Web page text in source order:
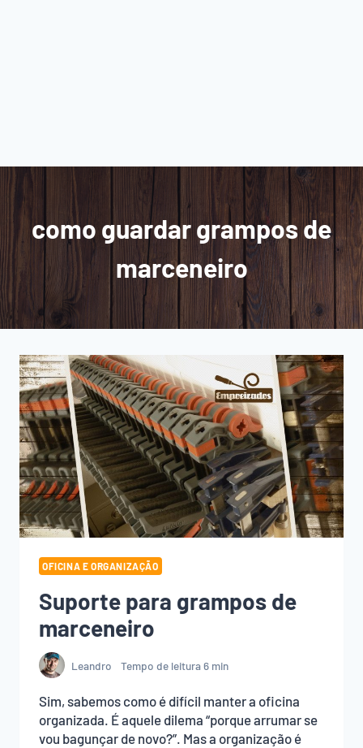
como guardar grampos de
marceneiro
OFICINA E ORGANIZAÇÃO
Suporte para grampos de
marceneiro
Leandro Tempo de leitura6 min
Sim, sabemos como é difícil manter a oficina
organizada. É aquele dilema “porque arrumar se
vou bagunçar de novo?”. Mas a organização é